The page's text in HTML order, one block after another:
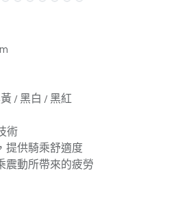
/ 黑白 / 黑紅
術
提供騎乘舒適度
震動所帶來的疲勞